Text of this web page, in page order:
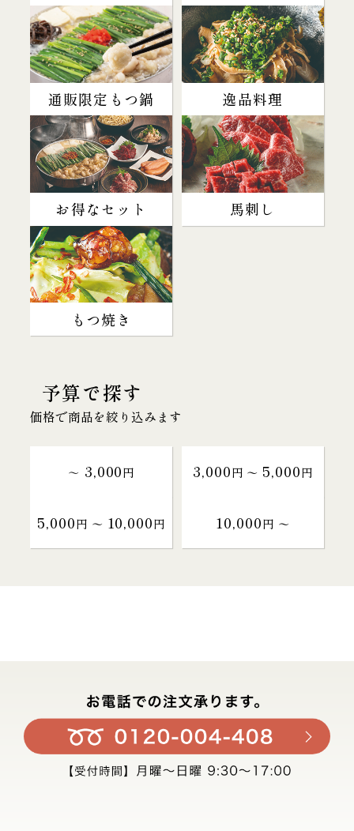
通販限定もつ鍋 逸品料理
お得なセット 馬刺し
もつ焼き
予算で探す
価格で商品を絞り込みます
～ 3,000円 3,000円 〜 5,000円
5,000円 〜 10,000円 10,000円 〜